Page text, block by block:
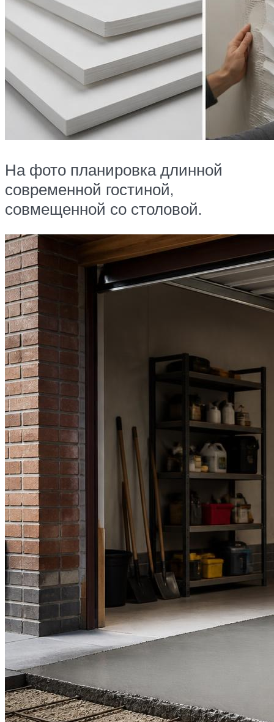
На фото планировка длинной
современной гостиной,
совмещенной со столовой.